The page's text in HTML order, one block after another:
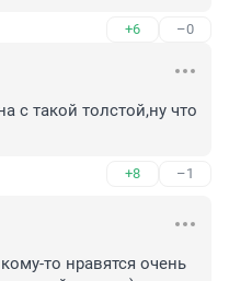
+6 –0
с такой толстой,ну что
+8 –1
то нравятся очень